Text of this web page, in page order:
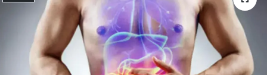
Türkiye'nin Geleceği
Türkiye'nin Gündemi